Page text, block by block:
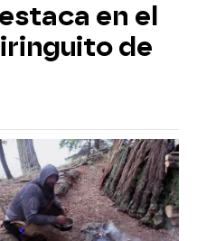
en el
de